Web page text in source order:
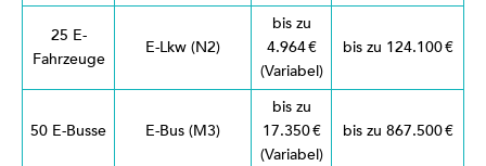
25 E-
Fahrzeuge
E-Lkw (N2)
bis zu
4.964 €
(Variabel)
bis zu 124.100 €
50 E-Busse E-Bus (M3)
bis zu
17.350 €
(Variabel)
bis zu 867.500 €